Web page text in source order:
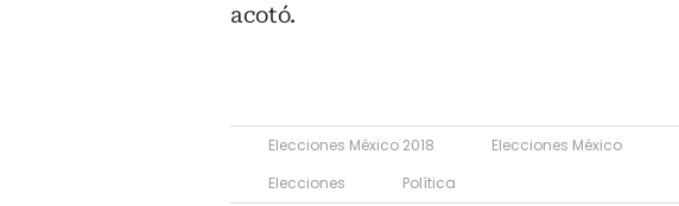
acotó.
Elecciones México 2018 Elecciones México
Elecciones
Política